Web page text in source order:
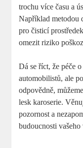
trochu více času a
Například metodou
pro čisticí
omezit riziko
Dá se říct, že péče
automobilistů, ale
odpovědně,
lesk karoserie.
pozornost a
budoucnosti vašeho